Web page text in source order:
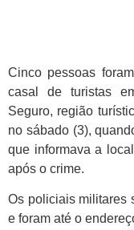
Cinco pessoas
casal de turistas
Seguro, região
no sábado (3),
que informava a
após o crime.
Os policiais militares
e foram até o